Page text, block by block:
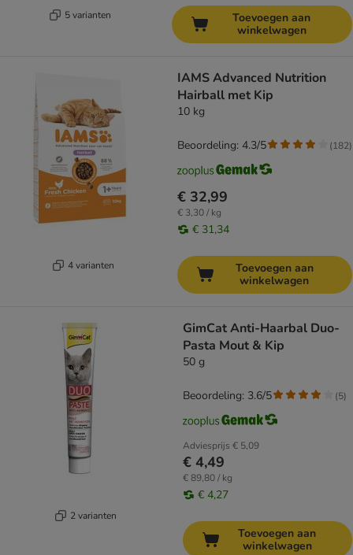
5 varianten
Toevoegen aan
winkelwagen
4 varianten
IAMS Advanced Nutrition
Hairball met Kip
10 kg
€ 32,99
€ 3,30 / kg
€ 31,34
Beoordeling: 4.3/5 (182)
Toevoegen aan
winkelwagen
2 varianten
GimCat Anti-Haarbal Duo-
Pasta Mout & Kip
50 g
Adviesprijs € 5,09
€ 4,49
€ 89,80 / kg
€ 4,27
Beoordeling: 3.6/5 (5)
Toevoegen aan
winkelwagen